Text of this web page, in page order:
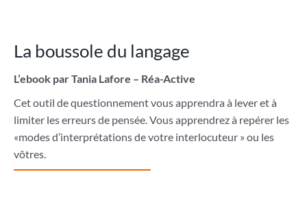
La boussole du langage
L’ebook par Tania Lafore – Réa-Active
Cet outil de questionnement vous apprendra à lever et à
limiter les erreurs de pensée. Vous apprendrez à repérer les
«modes d’interprétations de votre interlocuteur » ou les
vôtres.